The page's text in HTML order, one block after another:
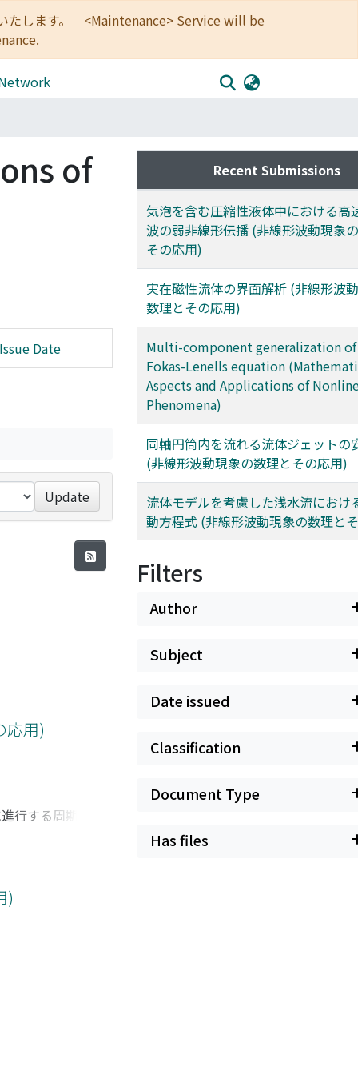
たします。 <Maintenance> Service will be
of
Date
Update
応用)
行する周期的な
非線形モデル
した.
)
Recent Submissions
気泡を含む圧縮性液体中における高
波の弱非線形伝播 (非線形波動現象
その応用)
実在磁性流体の界面解析 (非線形波
数理とその応用)
Multi-component generalization
Fokas-Lenells equation
Aspects and Applications of
Phenomena)
同軸円筒内を流れる流体ジェットの
(非線形波動現象の数理とその応用)
流体モデルを考慮した浅水流におけ
動方程式 (非線形波動現象の数理と
Filters
Author
Subject
Date issued
Classification
Document Type
Has files